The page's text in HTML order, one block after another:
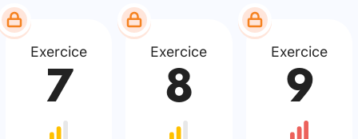
Exercice
7
Exercice
8
Exercice
9